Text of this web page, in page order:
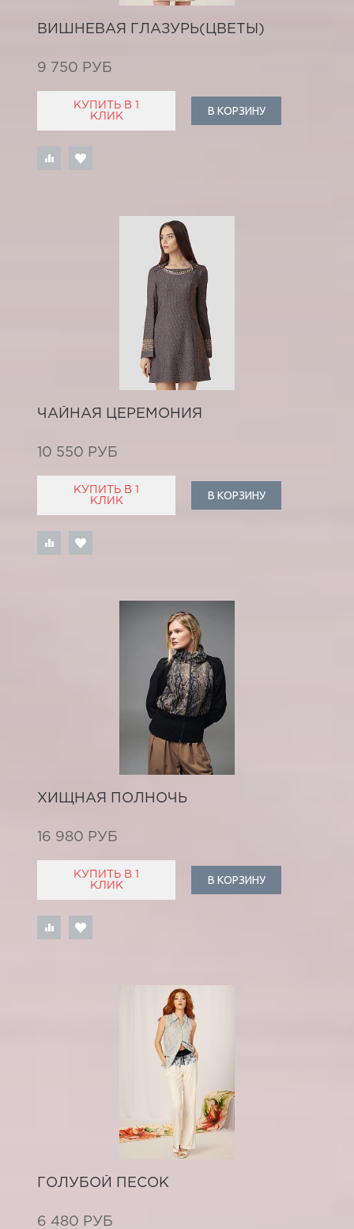
ВИШНЕВАЯ ГЛАЗУРЬ(ЦВЕТЫ)
9 750 РУБ
КУПИТЬ В 1
КЛИК
В КОРЗИНУ
ЧАЙНАЯ ЦЕРЕМОНИЯ
10 550 РУБ
КУПИТЬ В 1
КЛИК
В КОРЗИНУ
ХИЩНАЯ ПОЛНОЧЬ
16 980 РУБ
КУПИТЬ В 1
КЛИК
В КОРЗИНУ
ГОЛУБОЙ ПЕСОК
6 480 РУБ